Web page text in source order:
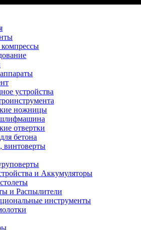
устройства
ножницы
отвертки
бетона
винтоверты
и Аккумуляторы
и Распылители
инструменты